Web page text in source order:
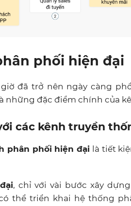
phối hiện đại
đã trở nên ngày càng
những đặc điểm chính của
các kênh truyền
phân phối hiện đại là tiết
, chỉ với vài bước xây
thể triển khai hệ thống